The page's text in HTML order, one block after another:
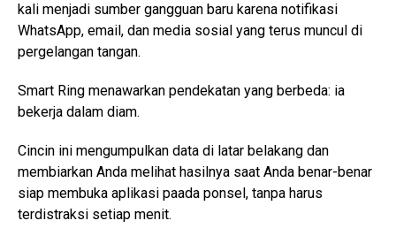
kali menjadi sumber gangguan baru karena notifikasi
WhatsApp, email, dan media sosial yang terus muncul di
pergelangan tangan.
Smart Ring menawarkan pendekatan yang berbeda: ia
bekerja dalam diam.
Cincin ini mengumpulkan data di latar belakang dan
membiarkan Anda melihat hasilnya saat Anda benar-benar
siap membuka aplikasi paada ponsel, tanpa harus
terdistraksi setiap menit.